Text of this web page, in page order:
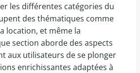
les différentes catégories du
des thématiques comme
location, et même la
section aborde des aspects
aux utilisateurs de se plonger
enrichissantes adaptées à